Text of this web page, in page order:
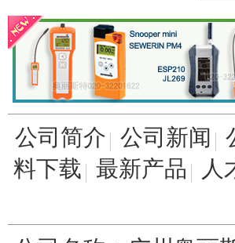
公司简介 公司新闻
料下载 最新产品 人